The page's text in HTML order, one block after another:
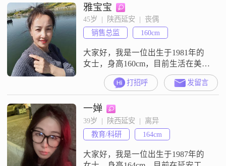
注重品质，喜欢在闲暇的时候去跑
步健身，这让我保持了良好的身体
状态和精神面貌。我认为自己是一
个比较信任和包容的人，在与人相
处时，总是尽量理解和接纳对方。
我
雅宝宝
45岁  |  陕西延安  |  丧偶
销售总监
160cm
大家好，我是一位出生于1981年的
女士，身高160cm，目前生活在美丽
的延安##3002##我的月收入在3000
元以下，虽然不算高，但我知足常
乐，懂得生活的真谛##3002##我的
学历是高中及以下，但我相信，学
历并不是衡量一个人的全部标准，
更重要的是我们的品格和能力
##3002##我性格开朗，总是爱笑，
善于与人相处，真
打招呼 发留言
一婵
39岁  |  陕西延安  |  离异
教育/科研
164cm
大家好，我是一位出生于1987年的